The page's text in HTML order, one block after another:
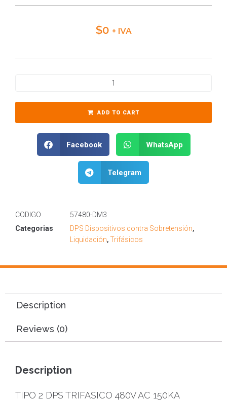
$0 + IVA
ADD TO CART
Facebook WhatsApp
Telegram
CODIGO
57480-DM3
Categorias
DPS Dispositivos contra Sobretensión,
Liquidación,Trifásicos
Description
Reviews (0)
Description
TIPO 2 DPS TRIFASICO 480V AC 150KA